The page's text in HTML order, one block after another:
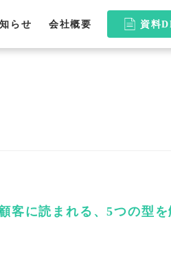
らせ 会社概要 資料
客に読まれる、5つの型を